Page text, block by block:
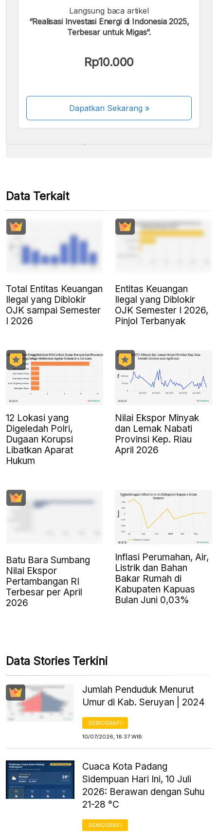
Langsung baca artikel
“Realisasi Investasi Energi di Indonesia 2025,
Terbesar untuk Migas”.
Rp10.000
Dapatkan Sekarang»
Kami menerima pembayaran berikut:
Beberapa metode pembayaran masih dalam
Data Terkait
Total Entitas Keuangan
Ilegal yang Diblokir
OJK sampai Semester
I 2026
Entitas Keuangan
Ilegal yang Diblokir
OJK Semester I 2026,
Pinjol Terbanyak
12 Lokasi yang
Digeledah Polri,
Dugaan Korupsi
Libatkan Aparat
Hukum
Nilai Ekspor Minyak
dan Lemak Nabati
Provinsi Kep. Riau
April 2026
Batu Bara Sumbang
Nilai Ekspor
Pertambangan RI
Terbesar per April
2026
Inflasi Perumahan, Air,
Listrik dan Bahan
Bakar Rumah di
Kabupaten Kapuas
Bulan Juni 0,03%
Data Stories Terkini
Jumlah Penduduk Menurut
Umur di Kab. Seruyan | 2024
DEMOGRAFI
10/07/2026, 18:37 WIB
Cuaca Kota Padang
Sidempuan Hari Ini, 10 Juli
2026: Berawan dengan Suhu
21-28 °C
DEMOGRAFI